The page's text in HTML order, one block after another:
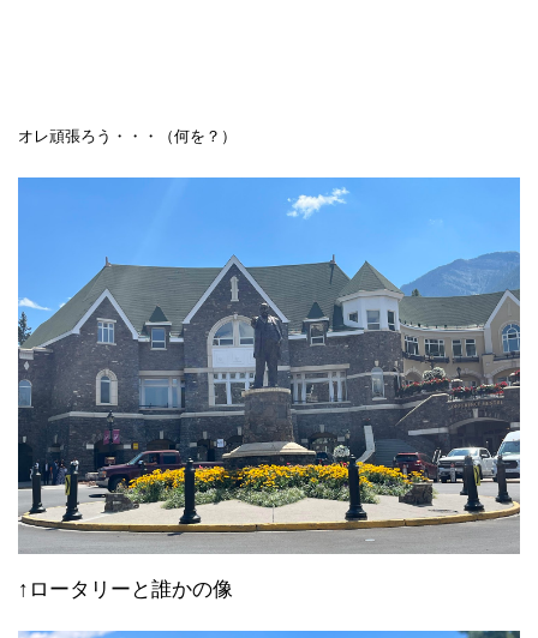
オレ頑張ろう・・・（何を？）
↑ロータリーと誰かの像